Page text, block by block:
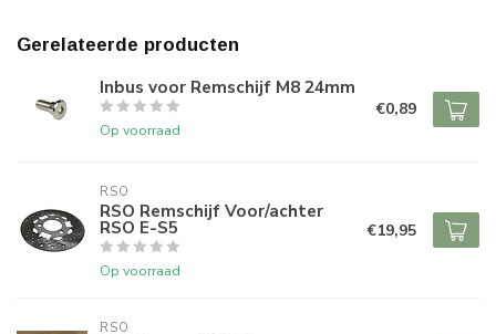
Gerelateerde producten
Inbus voor Remschijf M8 24mm
Op voorraad
€0,89
RSO
RSO Remschijf Voor/achter
RSO E-S5
Op voorraad
€19,95
RSO